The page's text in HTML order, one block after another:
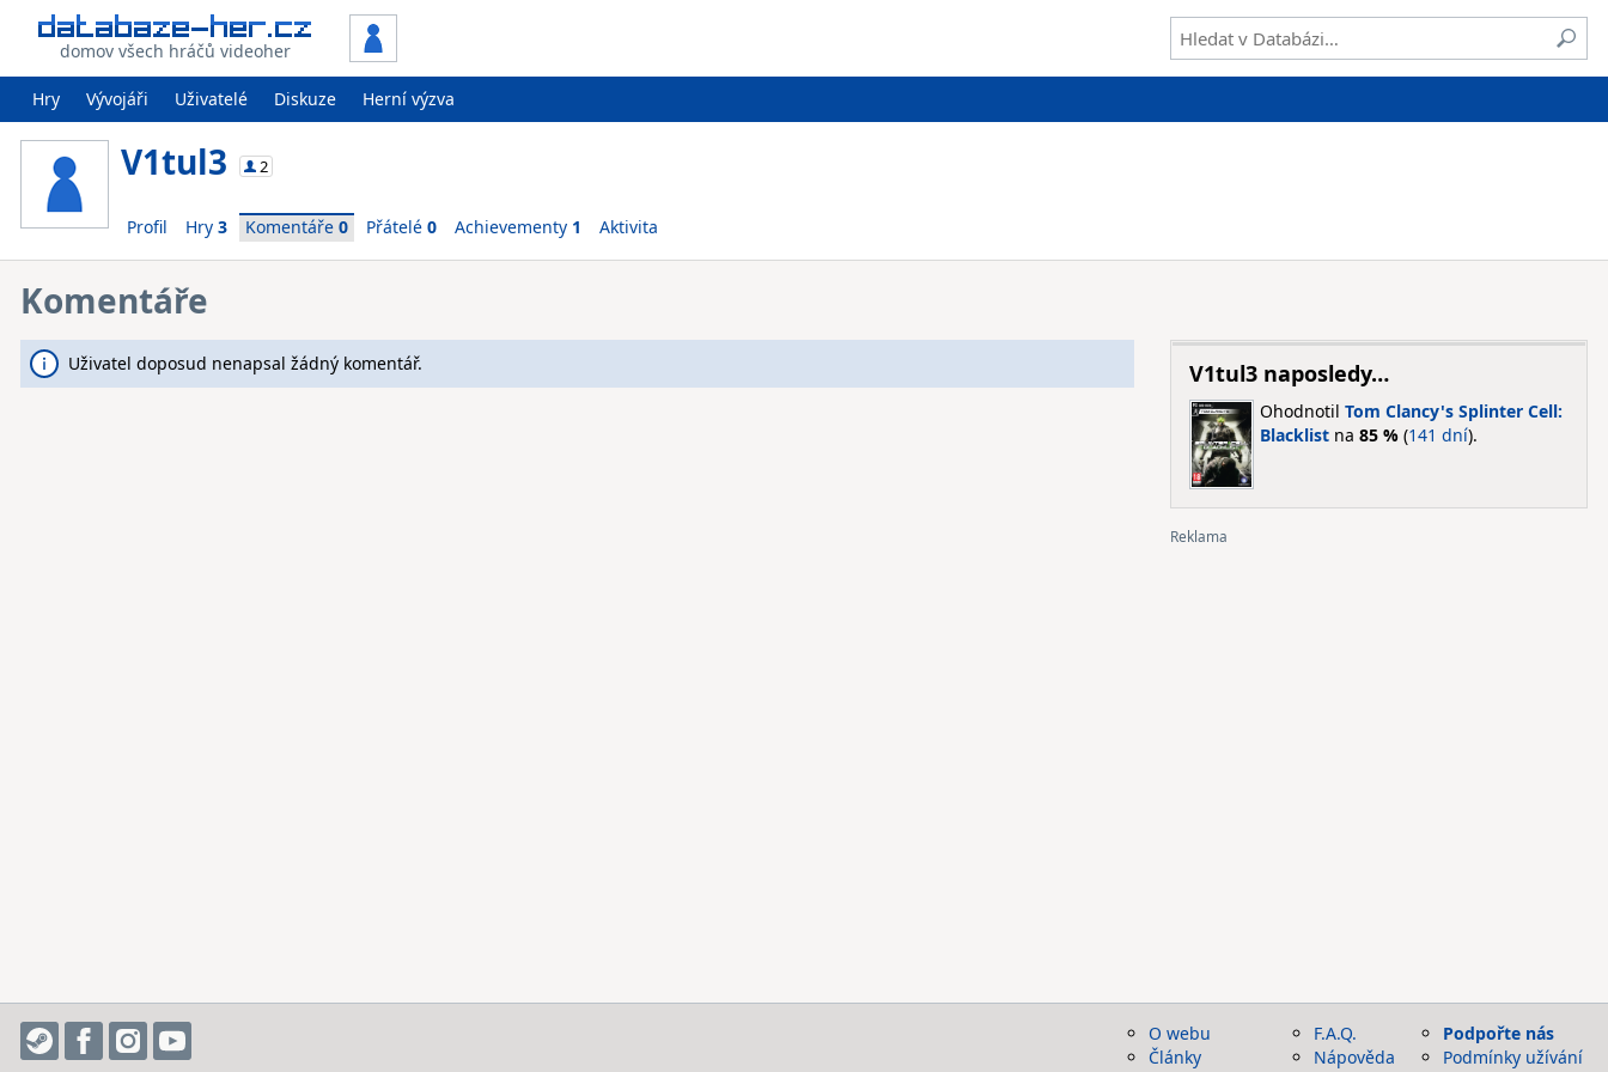
domov všech hráčů videoher
Hry Vývojáři Uživatelé Diskuze Herní výzva
V1tul3 2
Profil Hry 3 Komentáře 0 Přátelé 0 Achievementy 1 Aktivita
Komentáře
Uživatel doposud nenapsal žádný komentář. V1tul3 naposledy…
Ohodnotil Tom Clancy's Splinter Cell:
Blacklistna 85 %(141 dní).
O webu
Články
F.A.Q.
Nápověda
Podpořte nás
Podmínky užívání